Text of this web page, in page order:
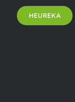
HEUREKA